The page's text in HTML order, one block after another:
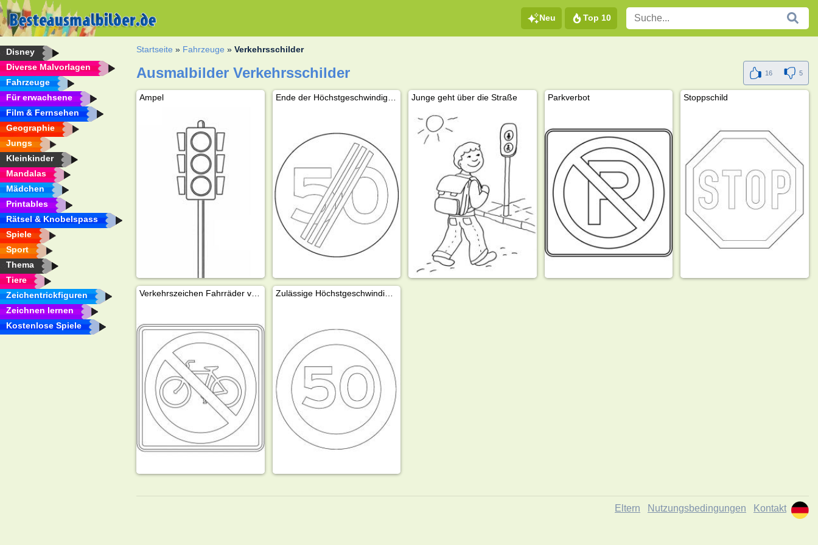
Neu Top 10
Disney
Diverse Malvorlagen
Fahrzeuge
Für erwachsene
Film & Fernsehen
Geographie
Jungs
Kleinkinder
Mandalas
Mädchen
Printables
Rätsel & Knobelspass
Spiele
Sport
Thema
Tiere
Zeichentrickfiguren
Zeichnen lernen
Kostenlose Spiele
Startseite » Fahrzeuge »Verkehrsschilder
Ausmalbilder Verkehrsschilder 16 5
Ampel Junge geht über die Straße Parkverbot Stoppschild
Zulässige Höchstgeschwindigkeit
Eltern Nutzungsbedingungen Kontakt